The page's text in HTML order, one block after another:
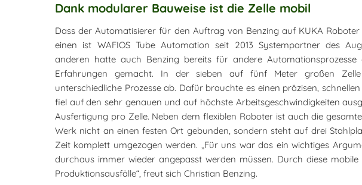
Dank modularer Bauweise ist die Zelle mobil
Dass der Automatisierer für den Auftrag von Benzing auf KUKA
einen ist WAFIOS Tube Automation seit 2013 Systempartner des
anderen hatte auch Benzing bereits für andere
Erfahrungen gemacht. In der sieben auf fünf Meter großen
unterschiedliche Prozesse ab. Dafür brauchte es einen präzisen,
fiel auf den sehr genauen und auf höchste Arbeitsgeschwindigkeiten
Ausfertigung pro Zelle. Neben dem flexiblen Roboter ist auch die
Werk nicht an einen festen Ort gebunden, sondern steht auf drei
Zeit komplett umgezogen werden. „Für uns war das ein wichtiges
durchaus immer wieder angepasst werden müssen. Durch diese
Produktionsausfälle“, freut sich Christian Benzing.